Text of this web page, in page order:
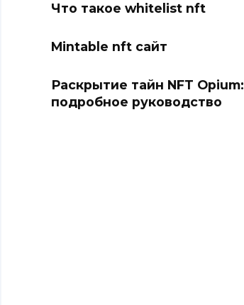
Что такое whitelist nft
Mintable nft сайт
Раскрытие тайн NFT Opium:
подробное руководство